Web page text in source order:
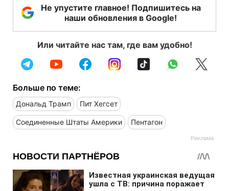
Не упустите главное! Подпишитесь на
наши обновления в Google!
Или читайте нас там, где вам удобно!
Больше по теме:
Дональд Трамп Пит Хегсет
Соединенные Штаты Америки Пентагон